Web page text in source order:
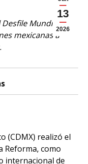
13
2026
Mundialista
mexicanas a
(CDMX) realizó el
Reforma, como
internacional de